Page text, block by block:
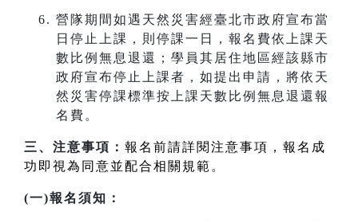
營隊期間如遇天然災害經臺北市政府宣布當
日停止上課，則停課一日，報名費依上課天
數比例無息退還；學員其居住地區經該縣市
政府宣布停止上課者，如提出申請，將依天
然災害停課標準按上課天數比例無息退還報
名費。
三、注意事項： 報名前請詳閱注意事項，報名成
功即視為同意並配合相關規範。
(一)報名須知：